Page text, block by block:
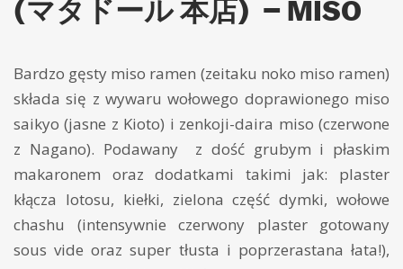
(マタドール 本店) – MISO
Bardzo gęsty miso ramen (zeitaku noko miso ramen)
składa się z wywaru wołowego doprawionego miso
saikyo (jasne z Kioto) i zenkoji-daira miso (czerwone
z Nagano). Podawany z dość grubym i płaskim
makaronem oraz dodatkami takimi jak: plaster
kłącza lotosu, kiełki, zielona część dymki, wołowe
chashu (intensywnie czerwony plaster gotowany
sous vide oraz super tłusta i poprzerastana łata!),